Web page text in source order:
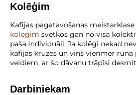
Kolēģim
Kafijas pagatavošanas
kolēģim svētkos gan no visa
paša individuāli. Ja kolēģi nekad
kafijas krūzes un viņš vienmēr
veidiem, ar šo dāvanu trāpīsi
Darbiniekam